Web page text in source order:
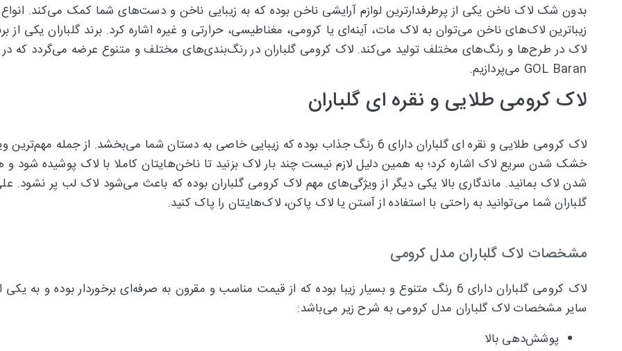
بدون شک لاک ناخن یکی از پرطرفدارترین لوازم آرایشی ناخن بوده که به زیبایی ناخن و دست‌های شما کمک می‌کند.
زیباترین لاک‌های ناخن می‌توان به لاک مات، آینه‌ای یا کرومی، مغناطیسی، حرارتی و غیره اشاره کرد. برند گلباران یکی از
لاک در طرح‌ها و رنگ‌های مختلف تولید می‌کند. لاک کرومی گلباران در رنگ‌بندی‌های مختلف و متنوع عرضه می‌گردد که در
GOL Baran می‌پردازیم.
لاک کرومی طلایی و نقره ای گلباران
لاک کرومی طلایی و نقره ای گلباران دارای 6 رنگ جذاب بوده که زیبایی خاصی به دستان شما
خشک شدن سریع لاک اشاره کرد؛ به همین دلیل لازم نیست چند بار لاک بزنید تا ناخن‌هایتان کاملا با لاک پوشیده
شدن لاک بمانید. ماندگاری بالا یکی دیگر از ویژگی‌های مهم لاک کرومی گلباران بوده که باعث می‌شود لاک لب پر نشود.
گلباران شما می‌توانید به راحتی با استفاده از آستن یا لاک پاکن، لاک‌هایتان را پاک کنید.
مشخصات لاک گلباران مدل کرومی
لاک کرومی گلباران دارای 6 رنگ متنوع و بسیار زیبا بوده که از قیمت مناسب و مقرون به صرفه‌ای برخوردار
سایر مشخصات لاک گلباران مدل کرومی به شرح زیر می‌باشد:
پوشش‌دهی بالا